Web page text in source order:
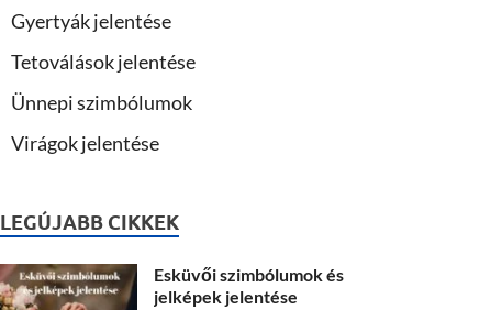
Gyertyák jelentése
Tetoválások jelentése
Ünnepi szimbólumok
Virágok jelentése
LEGÚJABB CIKKEK
Esküvői szimbólumok és
jelképek jelentése